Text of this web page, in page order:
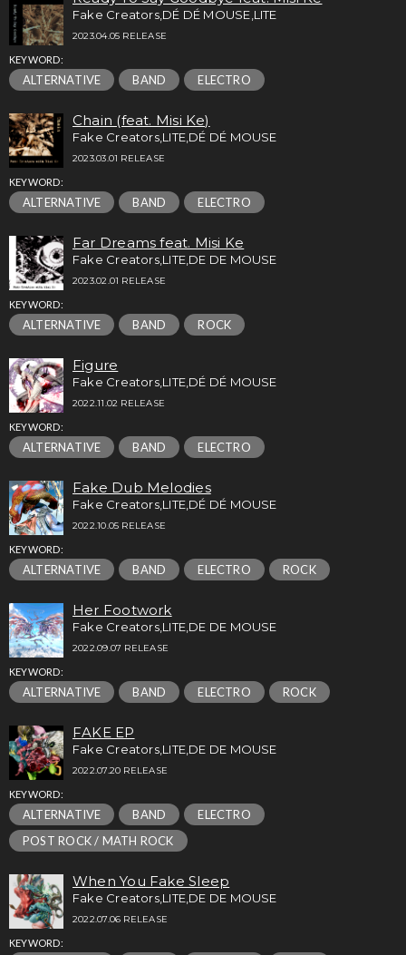
Fake Creators,DÉ DÉ MOUSE,LITE
2023.04.05 RELEASE
KEYWORD:
ALTERNATIVE BAND ELECTRO
Chain (feat. Misi Ke)
Fake Creators,LITE,DÉ DÉ MOUSE
2023.03.01 RELEASE
KEYWORD:
ALTERNATIVE BAND ELECTRO
Far Dreams feat. Misi Ke
Fake Creators,LITE,DE DE MOUSE
2023.02.01 RELEASE
KEYWORD:
ALTERNATIVE BAND ROCK
Figure
Fake Creators,LITE,DÉ DÉ MOUSE
2022.11.02 RELEASE
KEYWORD:
ALTERNATIVE BAND ELECTRO
Fake Dub Melodies
Fake Creators,LITE,DÉ DÉ MOUSE
2022.10.05 RELEASE
KEYWORD:
ALTERNATIVE BAND ELECTRO ROCK
Her Footwork
Fake Creators,LITE,DE DE MOUSE
2022.09.07 RELEASE
KEYWORD:
ALTERNATIVE BAND ELECTRO ROCK
FAKE EP
Fake Creators,LITE,DE DE MOUSE
2022.07.20 RELEASE
KEYWORD:
ALTERNATIVE BAND
ELECTRO
POST ROCK / MATH ROCK
When You Fake Sleep
Fake Creators,LITE,DE DE MOUSE
2022.07.06 RELEASE
KEYWORD: